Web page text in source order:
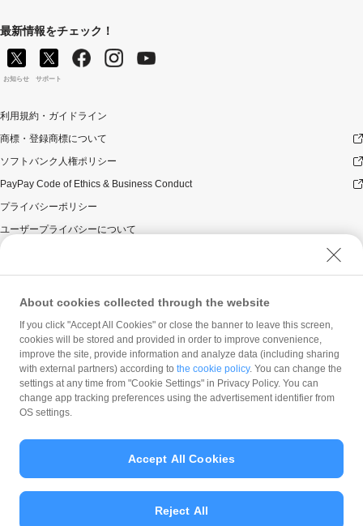
最新情報をチェック！
お知らせ サポート
利用規約・ガイドライン
商標・登録商標について
ソフトバンク人権ポリシー
PayPay Code of Ethics & Business Conduct
プライバシーポリシー
ユーザープライバシーについて
ウェブサイト利用規約
反社会的勢力に対する方針
勧誘方針
マネロン等基本方針
カスタマーハラスメントに関する当社の考え方
© PayPay Corporation
About cookies collected through the website
If you click "Accept All Cookies" or close the banner to leave this screen,
cookies will be stored and provided in order to improve convenience,
improve the site, provide information and analyze data (including sharing
with external partners) according to the cookie policy. You can change the
settings at any time from "Cookie Settings" in Privacy Policy. You can
change app tracking preferences using the advertisement identifier from
OS settings.
Reject All
Accept All Cookies